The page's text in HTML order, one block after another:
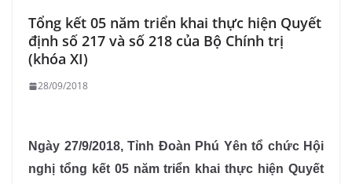
Tổng kết 05 năm triển khai thực hiện Quyết
định số 217 và số 218 của Bộ Chính trị
(khóa XI)
28/09/2018
Ngày 27/9/2018, Tỉnh Đoàn Phú Yên tổ chức Hội
nghị tổng kết 05 năm triển khai thực hiện Quyết